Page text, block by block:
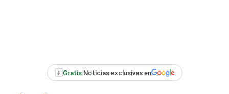
+ Gratis:Noticias exclusivas en